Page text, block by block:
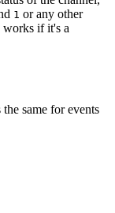
1 or any other
works if it's a
same for events